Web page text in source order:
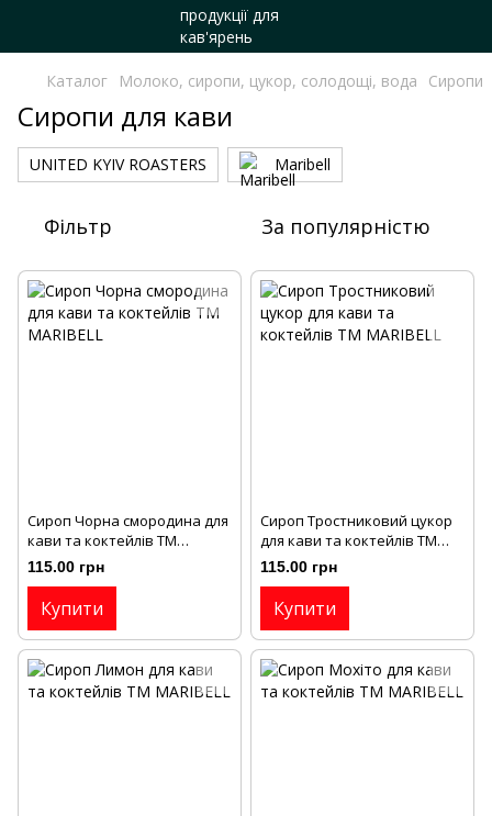
Каталог Молоко, сиропи, цукор, солодощі, вода Сиропи
Сиропи для кави
UNITED KYIV ROASTERS Maribell
Фільтр За популярністю
Сироп Чорна смородина для
кави та коктейлів ТМ
MARIBELL
115.00 грн
Купити
Сироп Тростниковий цукор
для кави та коктейлів ТМ
MARIBELL
115.00 грн
Купити